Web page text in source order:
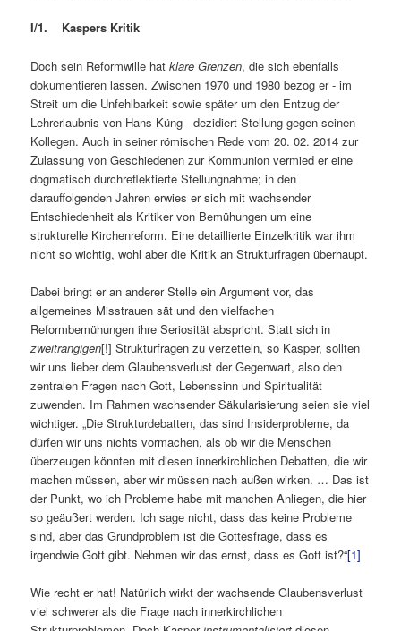
I/1. Kaspers Kritik
Doch sein Reformwille hatklare Grenzen, die sich ebenfalls
dokumentieren lassen. Zwischen 1970 und 1980 bezog er ‑ im
Streit um die Unfehlbarkeit sowie später um den Entzug der
Lehrerlaubnis von Hans Küng ‑ dezidiert Stellung gegen seinen
Kollegen. Auch in seiner römischen Rede vom 20. 02. 2014 zur
Zulassung von Geschiedenen zur Kommunion vermied er eine
dogmatisch durchreflektierte Stellungnahme; in den
darauffolgenden Jahren erwies er sich mit wachsender
Entschiedenheit als Kritiker von Bemühungen um eine
strukturelle Kirchenreform. Eine detaillierte Einzelkritik war ihm
nicht so wichtig, wohl aber die Kritik an Strukturfragen überhaupt.
Dabei bringt er an anderer Stelle ein Argument vor, das
allgemeines Misstrauen sät und den vielfachen
Reformbemühungen ihre Seriosität abspricht. Statt sich in
zweitrangigen[!] Strukturfragen zu verzetteln, so Kasper, sollten
wir uns lieber dem Glaubensverlust der Gegenwart, also den
zentralen Fragen nach Gott, Lebenssinn und Spiritualität
zuwenden. Im Rahmen wachsender Säkularisierung seien sie viel
wichtiger. „Die Strukturdebatten, das sind Insiderprobleme, da
dürfen wir uns nichts vormachen, als ob wir die Menschen
überzeugen könnten mit diesen innerkirchlichen Debatten, die wir
machen müssen, aber wir müssen nach außen wirken. … Das ist
der Punkt, wo ich Probleme habe mit manchen Anliegen, die hier
so geäußert werden. Ich sage nicht, dass das keine Probleme
sind, aber das Grundproblem ist die Gottesfrage, dass es
irgendwie Gott gibt. Nehmen wir das ernst, dass es Gott ist?“[1]
Wie recht er hat! Natürlich wirkt der wachsende Glaubensverlust
viel schwerer als die Frage nach innerkirchlichen